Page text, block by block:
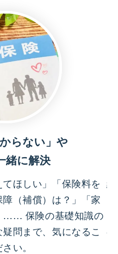
らない」や
緒に解決
てほしい」「保険料を
（補償）は？」「家
…… 保険の基礎知識の
問まで、気になるこ
い。